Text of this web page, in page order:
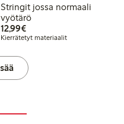
Stringit jossa normaali
vyötärö
12,99€12,99 €
Kierrätetyt materiaalit